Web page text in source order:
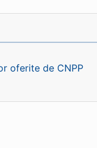
oferite de CNPP